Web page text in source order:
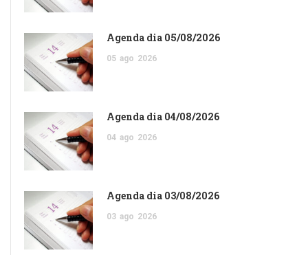
Agenda dia 05/08/2026
05 ago 2026
Agenda dia 04/08/2026
04 ago 2026
Agenda dia 03/08/2026
03 ago 2026